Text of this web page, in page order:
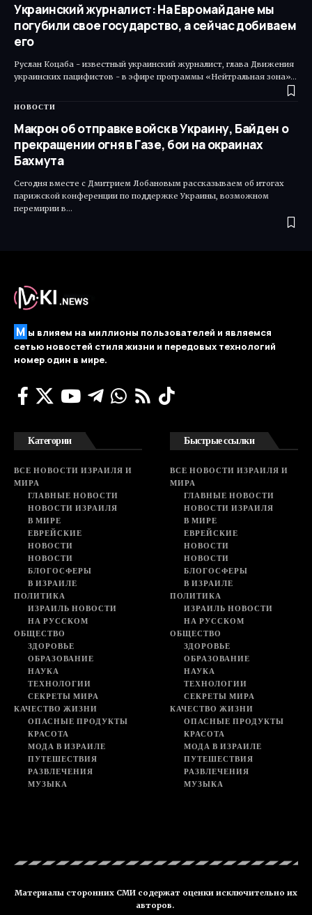
Украинский журналист: На Евромайдане мы
погубили свое государство, а сейчас добиваем
его
Руслан Коцаба - известный украинский журналист, глава Движения
украинских пацифистов - в эфире программы «Нейтральная зона»…
НОВОСТИ
Макрон об отправке войск в Украину, Байден о
прекращении огня в Газе, бои на окраинах
Бахмута
Сегодня вместе с Дмитрием Лобановым рассказываем об итогах
парижской конференции по поддержке Украины, возможном
перемирии в…
М ы влияем на миллионы пользователей и являемся
сетью новостей стиля жизни и передовых технологий
номер один в мире.
Категории
ВСЕ НОВОСТИ ИЗРАИЛЯ И
МИРА
ГЛАВНЫЕ НОВОСТИ
НОВОСТИ ИЗРАИЛЯ
В МИРЕ
ЕВРЕЙСКИЕ
НОВОСТИ
НОВОСТИ
БЛОГОСФЕРЫ
В ИЗРАИЛЕ
ПОЛИТИКА
ИЗРАИЛЬ НОВОСТИ
НА РУССКОМ
ОБЩЕСТВО
ЗДОРОВЬЕ
ОБРАЗОВАНИЕ
НАУКА
ТЕХНОЛОГИИ
СЕКРЕТЫ МИРА
КАЧЕСТВО ЖИЗНИ
ОПАСНЫЕ ПРОДУКТЫ
КРАСОТА
МОДА В ИЗРАИЛЕ
ПУТЕШЕСТВИЯ
РАЗВЛЕЧЕНИЯ
МУЗЫКА
Быстрые ссылки
ВСЕ НОВОСТИ ИЗРАИЛЯ И
МИРА
ГЛАВНЫЕ НОВОСТИ
НОВОСТИ ИЗРАИЛЯ
В МИРЕ
ЕВРЕЙСКИЕ
НОВОСТИ
НОВОСТИ
БЛОГОСФЕРЫ
В ИЗРАИЛЕ
ПОЛИТИКА
ИЗРАИЛЬ НОВОСТИ
НА РУССКОМ
ОБЩЕСТВО
ЗДОРОВЬЕ
ОБРАЗОВАНИЕ
НАУКА
ТЕХНОЛОГИИ
СЕКРЕТЫ МИРА
КАЧЕСТВО ЖИЗНИ
ОПАСНЫЕ ПРОДУКТЫ
КРАСОТА
МОДА В ИЗРАИЛЕ
ПУТЕШЕСТВИЯ
РАЗВЛЕЧЕНИЯ
МУЗЫКА
Материалы сторонних СМИ содержат оценки исключительно их
авторов.